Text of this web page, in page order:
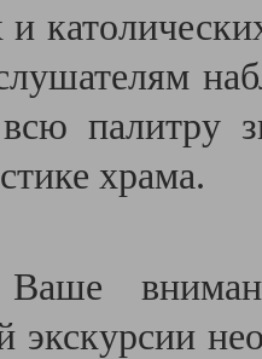
и
палитру
храма.
экскурсии